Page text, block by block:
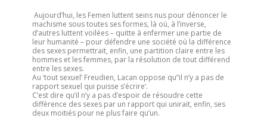
Aujourd’hui, les Femen luttent seins nus pour dénoncer le
machisme sous toutes ses formes, là où, à l’inverse,
d’autres luttent voilées – quitte à enfermer une partie de
leur humanité – pour défendre une société où la différence
des sexes permettrait, enfin, une partition claire entre les
hommes et les femmes, par la résolution de tout différend
entre les sexes.
Au ‘tout sexuel’ Freudien, Lacan oppose qu’‘il n’y a pas de
rapport sexuel qui puisse s’écrire‘.
C’est dire qu’il n’y a pas d’espoir de résoudre cette
différence des sexes par un rapport qui unirait, enfin, ses
deux moitiés pour ne plus faire qu’un.